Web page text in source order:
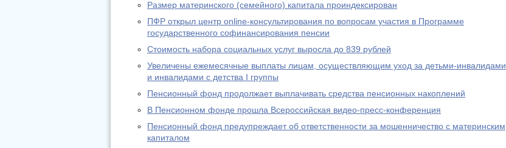
Размер материнского (семейного) капитала проиндексирован
ПФР открыл центр online-консультирования по вопросам участия в Программе
государственного софинансирования пенсии
Стоимость набора социальных услуг выросла до 839 рублей
Увеличены ежемесячные выплаты лицам, осуществляющим уход за детьми-инвалидами
и инвалидами с детства I группы
Пенсионный фонд продолжает выплачивать средства пенсионных накоплений
В Пенсионном фонде прошла Всероссийская видео-пресс-конференция
Пенсионный фонд предупреждает об ответственности за мошенничество с материнским
капиталом